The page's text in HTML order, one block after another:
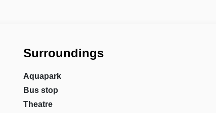
Surroundings
Aquapark
Bus stop
Theatre